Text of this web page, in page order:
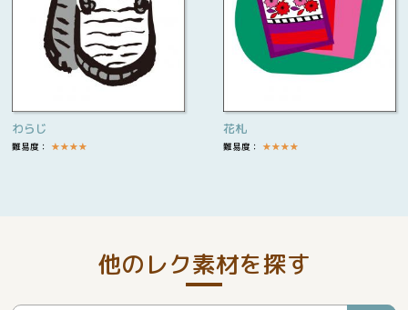
わらじ
難易度： ★★★★
花札
難易度： ★★★★
他のレク素材を探す